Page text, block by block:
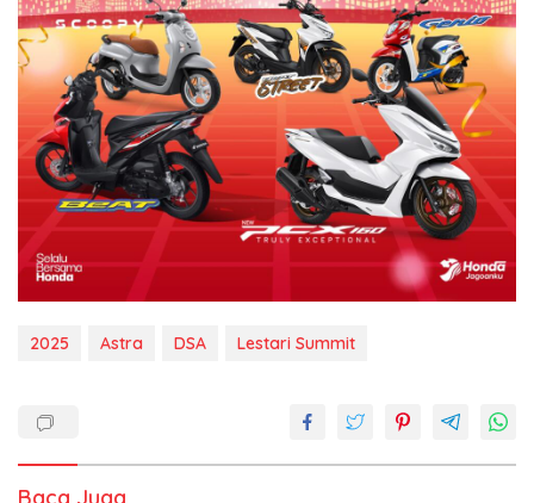
2025 Astra DSA Lestari Summit